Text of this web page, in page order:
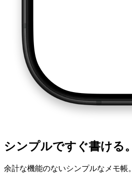
シンプルですぐ書ける。
余計な機能のないシンプルなメモ帳